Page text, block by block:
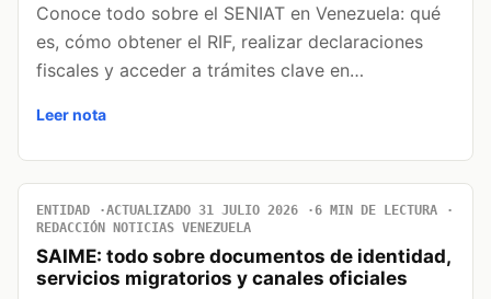
Conoce todo sobre el SENIAT en Venezuela: qué
es, cómo obtener el RIF, realizar declaraciones
fiscales y acceder a trámites clave en…
Leer nota
ENTIDAD ACTUALIZADO 31 JULIO 2026
6 MIN DE LECTURA
REDACCIÓN NOTICIAS VENEZUELA
SAIME: todo sobre documentos de identidad,
servicios migratorios y canales oficiales